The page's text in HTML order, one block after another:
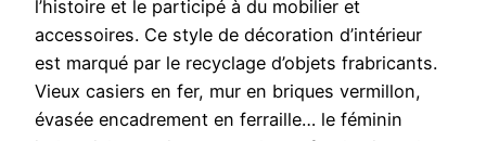
l’histoire et le participé à du mobilier et
accessoires. Ce style de décoration d’intérieur
est marqué par le recyclage d’objets frabricants.
Vieux casiers en fer, mur en briques vermillon,
évasée encadrement en ferraille… le féminin